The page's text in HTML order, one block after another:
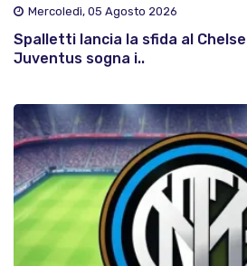
Mercoledì, 05 Agosto 2026
Spalletti lancia la sfida al
Juventus sogna i..